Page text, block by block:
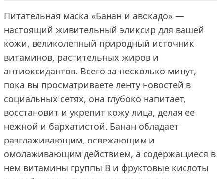
Питательная маска «Банан и авокадо» —
настоящий живительный эликсир для вашей
кожи, великолепный природный источник
витаминов, растительных жиров и
антиоксидантов. Всего за несколько минут,
пока вы просматриваете ленту новостей в
социальных сетях, она глубоко напитает,
восстановит и укрепит кожу лица, делая ее
нежной и бархатистой. Банан обладает
разглаживающим, освежающим и
омолаживающим действием, а содержащиеся в
нем витамины группы В и фруктовые кислоты